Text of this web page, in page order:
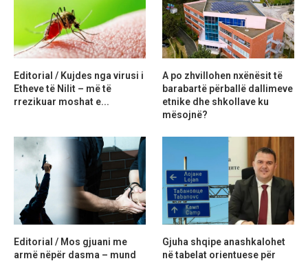
Editorial / Kujdes nga virusi i
Etheve të Nilit – më të
rrezikuar moshat e...
A po zhvillohen nxënësit të
barabartë përballë dallimeve
etnike dhe shkollave ku
mësojnë?
Editorial / Mos gjuani me
armë nëpër dasma – mund
Gjuha shqipe anashkalohet
në tabelat orientuese për